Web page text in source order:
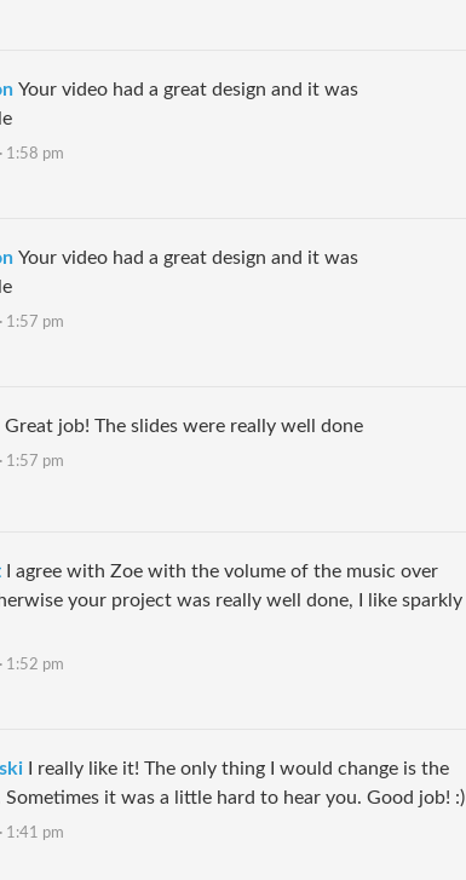
Your video had a great design and it was
1:58 pm
Your video had a great design and it was
1:57 pm
Great job! The slides were really well done
1:57 pm
I agree with Zoe with the volume of the music over
your project was really well done, I like sparkly
1:52 pm
I really like it! The only thing I would change is the
Sometimes it was a little hard to hear you. Good job! :)
1:41 pm